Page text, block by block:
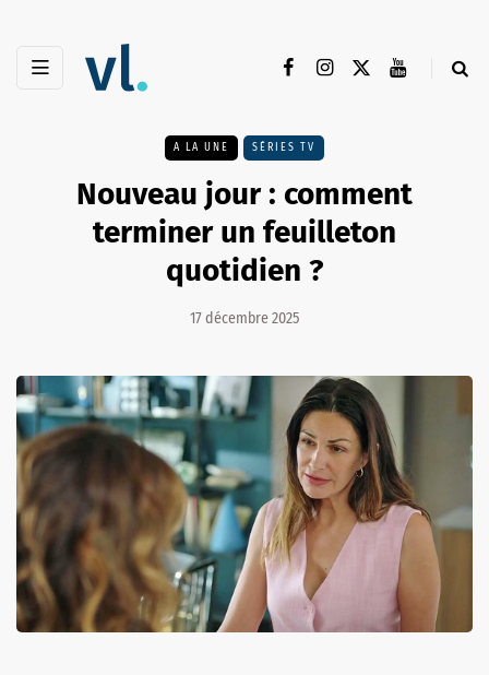
A LA UNE SÉRIES TV
Nouveau jour : comment
terminer un feuilleton
quotidien ?
17 décembre 2025